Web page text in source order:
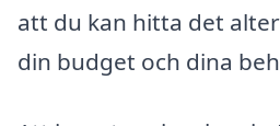
att du kan hitta det
din budget och dina